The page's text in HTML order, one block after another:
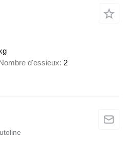
d'essieux 2